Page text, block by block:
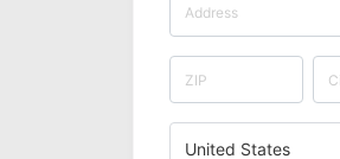
United States